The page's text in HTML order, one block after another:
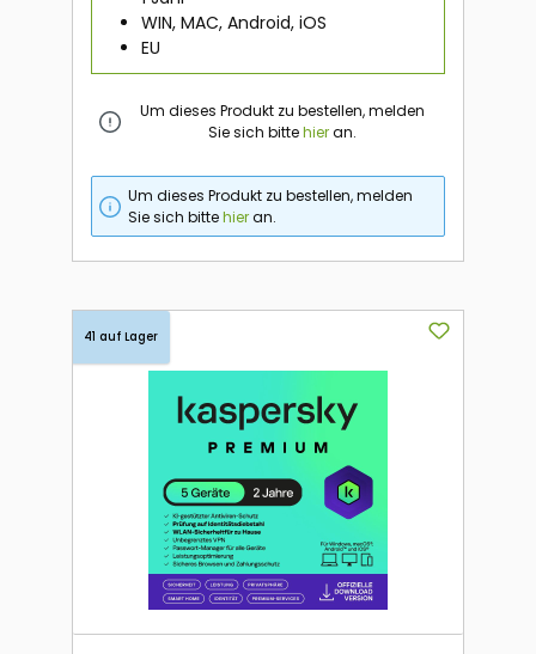
WIN, MAC, Android, iOS
EU
Um dieses Produkt zu bestellen, melden
Sie sich bittehieran.
Um dieses Produkt zu bestellen, melden
Sie sich bittehieran.
41 auf Lager